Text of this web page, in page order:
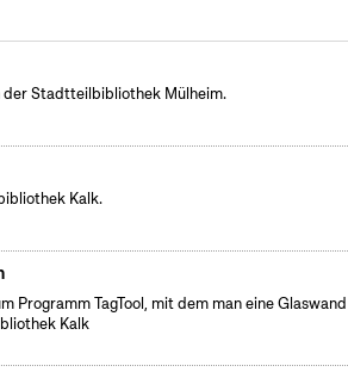
der Stadtteilbibliothek Mülheim.
Kalk.
Programm TagTool, mit dem man eine Glaswand
Kalk